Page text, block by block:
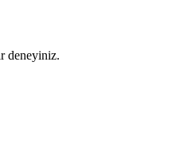
deneyiniz.